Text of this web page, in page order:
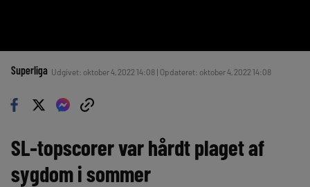
Superliga Udgivet: oktober 4, 2022 14:08 | Opdateret: oktober 4, 2022 14:08
SL-topscorer var hårdt plaget af
sygdom i sommer